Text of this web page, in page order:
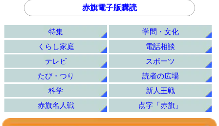
赤旗電子版購読
特集
学問・文化
くらし家庭
電話相談
テレビ
スポーツ
たび・つり
読者の広場
科学
新人王戦
赤旗名人戦
点字「赤旗」